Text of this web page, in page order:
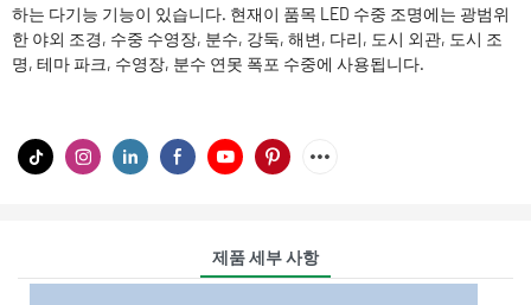
하는 다기능 기능이 있습니다. 현재이 품목 LED 수중 조명에는 광범위
한 야외 조경, 수중 수영장, 분수, 강둑, 해변, 다리, 도시 외관, 도시 조
명, 테마 파크, 수영장, 분수 연못 폭포 수중에 사용됩니다.
제품 세부 사항